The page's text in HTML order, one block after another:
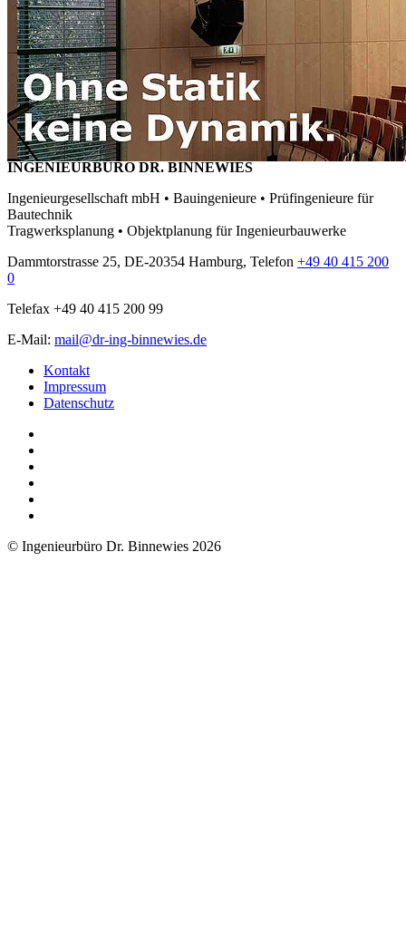
INGENIEURBÜRO DR. BINNEWIES
Ingenieurgesellschaft mbH • Bauingenieure • Prüfingenieure für
Bautechnik
Tragwerksplanung • Objektplanung für Ingenieurbauwerke
Dammtorstrasse 25, DE-20354 Hamburg, Telefon +49 40 415 200
0
Telefax +49 40 415 200 99
E-Mail: mail@dr-ing-binnewies.de
Kontakt
Impressum
Datenschutz
© Ingenieurbüro Dr. Binnewies 2026